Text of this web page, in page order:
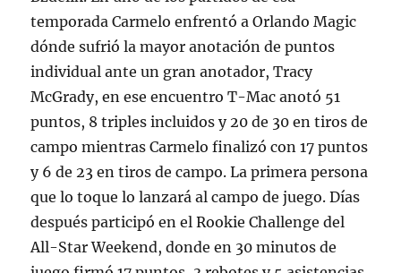
temporada Carmelo enfrentó a Orlando Magic
dónde sufrió la mayor anotación de puntos
individual ante un gran anotador, Tracy
McGrady, en ese encuentro T-Mac anotó 51
puntos, 8 triples incluidos y 20 de 30 en tiros de
campo mientras Carmelo finalizó con 17 puntos
y 6 de 23 en tiros de campo. La primera persona
que lo toque lo lanzará al campo de juego. Días
después participó en el Rookie Challenge del
All-Star Weekend, donde en 30 minutos de